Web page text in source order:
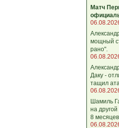
Матч
мощный
рано".
Даку -
тащил
Шамиль
на
8